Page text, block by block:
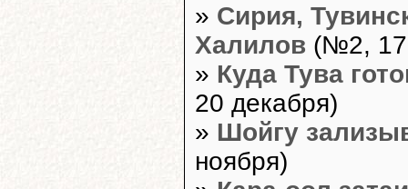
» Сирия,
Халилов (№2, 17
» Куда Тува
20 декабря)
» Шойгу
ноября)